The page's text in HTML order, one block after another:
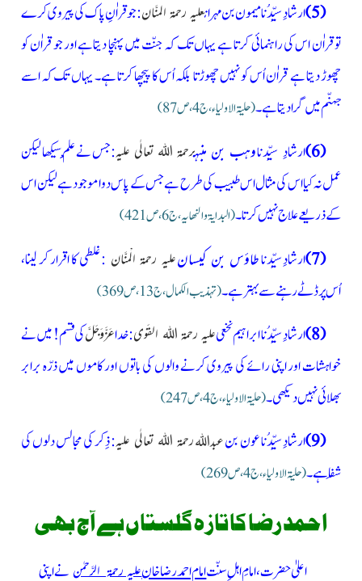
(5) ارشادِسیِّدُنا میمون بن مہرانعلیہ رحمۃ المنَّان:جو قراٰنِ پاک کی پیروی کرے
تو قراٰن اس کی راہنمائی کرتا ہے یہاں تک کہ جنّت میں پہنچا دیتاہے اور جو قراٰن کو
چھوڑ دیتا ہے قراٰن اُس کو نہیں چھوڑتا بلکہ اُس کا پیچھا کرتا ہے۔ یہاں تک کہ اسے
جہنّم میں گرا دیتا ہے۔(حلیۃ الاولیاء،ج4،ص87)
(6) ارشادِ سیِّدناوہب بن منبہرحمۃ اللہ تعالٰی علیہ:جس نے عِلْم سیکھا لیکن
عمل نہ کیا اس کی مثال اس طبیب کی طرح ہے جس کے پاس دوا موجود ہے لیکن اس
کے ذریعے علاج نہیں کرتا۔(البدایۃ والنھایہ،ج6،ص421)
(7) ارشادِسیِّدناطاؤس بن کیسانعلیہ رحمۃ الْمنَّان :غلطی کا اقرار کر لینا،
اُس پر ڈٹے رہنے سے بہتر ہے۔(تہذیب الکمال ،ج 13،ص369)
(8) ارشادِسیِّدُنا ابراہیم نخعیعلیہ رحمۃ اللہ القَوی:خداعَزَّوَجَلَّکی قسم! میں نے
خواہشات اور اپنی رائے کی پیروی کرنے والوں کی باتوں اور کاموں میں ذرّہ برابر
بھلائی نہیں دیکھی۔(حلیۃ الاولیاء،ج4،ص247)
(9) ارشادِسیِّدُنا عون بنعبداللہرحمۃ اللہ تعالٰی علیہ: ذِکر کی مجالس دلوں کی
شِفا ہے۔(حلیۃ الاولیاء،ج4،ص269)
احمد رضا کا تازہ گلستاں ہے آج بھی
اعلیٰ حضرت، امامِ اہلِ سنّتامام احمد رضا خانعلیہ رحمۃ الرَّحمٰن نے اپنی